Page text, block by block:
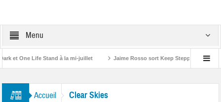
Menu
et One Life Stand à la mi-juillet Jaime Rosso sort Keep Stepping, son
Accueil Clear Skies